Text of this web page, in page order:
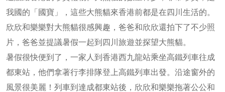
我國的「國寶」，這些大熊貓來香港前都是在四川生活的。
欣欣和樂樂對大熊貓很感興趣，爸爸和欣欣還拍下了不少照
片，爸爸並提議暑假一起到四川旅遊並探望大熊貓。
暑假很快便到了，一家人到香港西九龍站乘坐高鐵列車往成
都東站，他們拿著行李排隊登上高鐵列車出發。沿途窗外的
風景很美麗！列車到達成都東站後，欣欣和樂樂拖著公公和